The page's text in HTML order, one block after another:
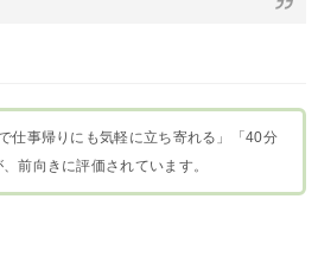
仕事帰りにも気軽に立ち寄れる」「40分
前向きに評価されています。